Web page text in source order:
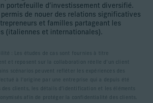
portefeuille d’investissement diversifié.
permis de nouer des relations significatives
et familles partageant les
(italiennes et internationales).
: Les études de cas sont fournies à titre
et reposent sur la collaboration réelle d’un client
scénarios peuvent refléter les expériences des
à l’origine par une entreprise qui a depuis été
des clients, les détails d’identification et les éléments
afin de protéger la confidentialité des clients.